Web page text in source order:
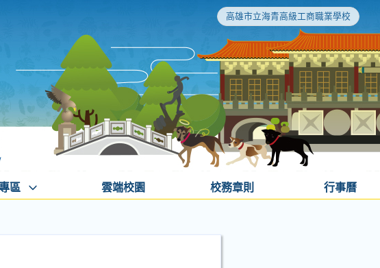
高雄市立海青高級工商職業學校
區 雲端校園 校務章則 行事曆